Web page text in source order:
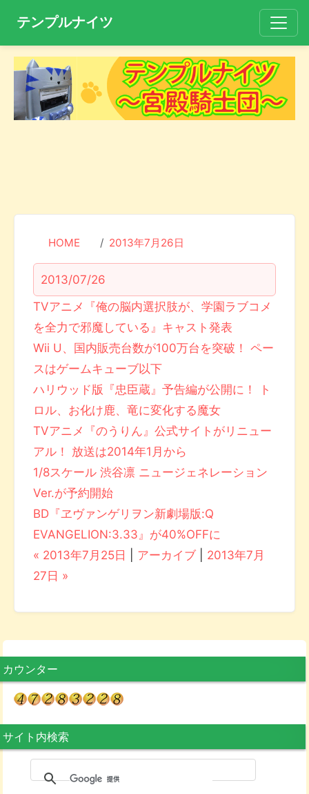
テンプルナイツ
HOME 2013年7月26日
2013/07/26
TVアニメ『俺の脳内選択肢が、学園ラブコメ
を全力で邪魔している』キャスト発表
Wii U、国内販売台数が100万台を突破！ ペー
スはゲームキューブ以下
ハリウッド版『忠臣蔵』予告編が公開に！ ト
ロル、お化け鹿、竜に変化する魔女
TVアニメ『のうりん』公式サイトがリニュー
アル！ 放送は2014年1月から
1/8スケール 渋谷凛 ニュージェネレーション
Ver.が予約開始
BD『ヱヴァンゲリヲン新劇場版:Q
EVANGELION:3.33』が40%OFFに
« 2013年7月25日
アーカイブ
2013年7月
27日 »
カウンター
サイト内検索